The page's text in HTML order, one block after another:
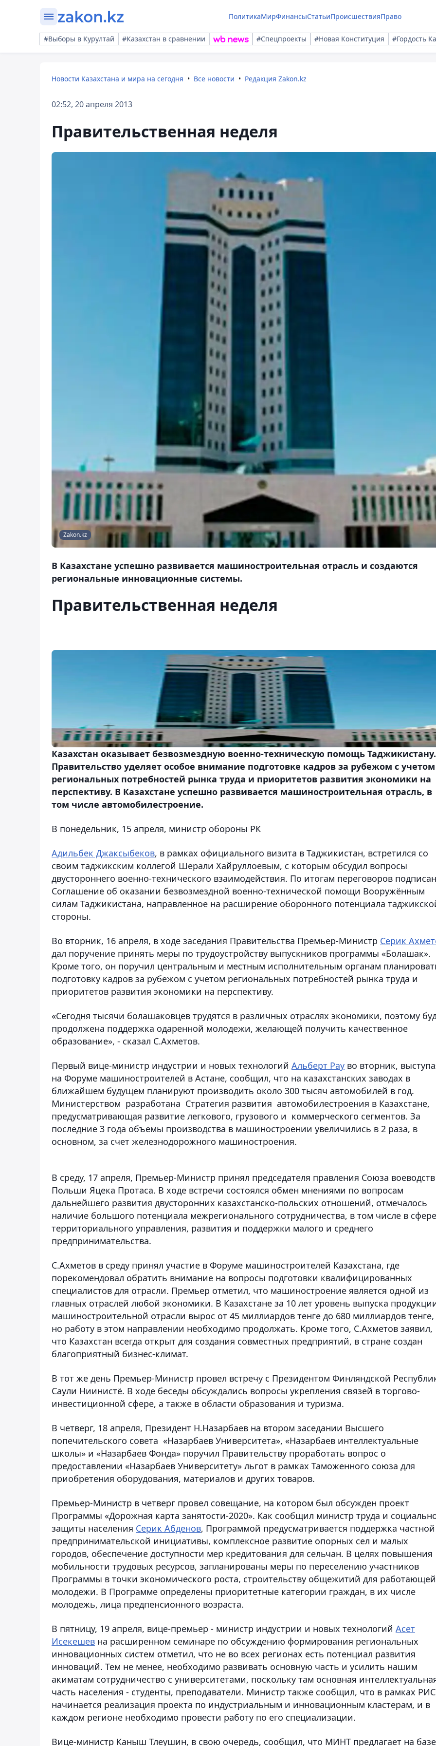
ПолитикаМирФинансыСтатьиПроисшествияПраво
#Выборы в Курултай #Казахстан в сравнении #Спецпроекты #Новая Конституция #Гордость
Новости Казахстана и мира на сегодня Все новости Редакция Zakon.kz
02:52, 20 апреля 2013
Правительственная неделя
Zakon.kz
В Казахстане успешно развивается машиностроительная отрасль и создаются
региональные инновационные системы.
Правительственная неделя
Казахстан оказывает безвозмездную военно-техническую помощь Таджикистану.
Правительство уделяет особое внимание подготовке кадров за рубежом с учетом
региональных потребностей рынка труда и приоритетов развития экономики на
перспективу. В Казахстане успешно развивается машиностроительная отрасль, в
том числе автомобилестроение.
В понедельник, 15 апреля, министр обороны РК
Адильбек Джаксыбеков, в рамках официального визита в Таджикистан, встретился со
своим таджикским коллегой Шерали Хайруллоевым, с которым обсудил вопросы
двустороннего военно-технического взаимодействия. По итогам переговоров
Соглашение об оказании безвозмездной военно-технической помощи Вооружённым
силам Таджикистана, направленное на расширение оборонного потенциала
стороны.
Во вторник, 16 апреля, в ходе заседания Правительства Премьер-Министр Серик
дал поручение принять меры по трудоустройству выпускников программы «Болашак».
Кроме того, он поручил центральным и местным исполнительным органам
подготовку кадров за рубежом с учетом региональных потребностей рынка труда и
приоритетов развития экономики на перспективу.
«Сегодня тысячи болашаковцев трудятся в различных отраслях экономики, поэтому
продолжена поддержка одаренной молодежи, желающей получить качественное
образование», - сказал С.Ахметов.
Первый вице-министр индустрии и новых технологий Альберт Рау во вторник,
на Форуме машиностроителей в Астане, сообщил, что на казахстанских заводах в
ближайшем будущем планируют производить около 300 тысяч автомобилей в год.
Министерством разработана Стратегия развития автомобилестроения в Казахстане,
предусматривающая развитие легкового, грузового и коммерческого сегментов. За
последние 3 года объемы производства в машиностроении увеличились в 2 раза, в
основном, за счет железнодорожного машиностроения.
В среду, 17 апреля, Премьер-Министр принял председателя правления Союза воеводств
Польши Яцека Протаса. В ходе встречи состоялся обмен мнениями по вопросам
дальнейшего развития двусторонних казахстанско-польских отношений, отмечалось
наличие большого потенциала межрегионального сотрудничества, в том числе в сфере
территориального управления, развития и поддержки малого и среднего
предпринимательства.
С.Ахметов в среду принял участие в Форуме машиностроителей Казахстана, где
порекомендовал обратить внимание на вопросы подготовки квалифицированных
специалистов для отрасли. Премьер отметил, что машиностроение является одной из
главных отраслей любой экономики. В Казахстане за 10 лет уровень выпуска
машиностроительной отрасли вырос от 45 миллиардов тенге до 680 миллиардов тенге,
но работу в этом направлении необходимо продолжать. Кроме того, С.Ахметов заявил,
что Казахстан всегда открыт для создания совместных предприятий, в стране создан
благоприятный бизнес-климат.
В тот же день Премьер-Министр провел встречу с Президентом Финляндской
Саули Ниинистё. В ходе беседы обсуждались вопросы укрепления связей в торгово-
инвестиционной сфере, а также в области образования и туризма.
В четверг, 18 апреля, Президент Н.Назарбаев на втором заседании Высшего
попечительского совета «Назарбаев Университета», «Назарбаев интеллектуальные
школы» и «Назарбаев Фонда» поручил Правительству проработать вопрос о
предоставлении «Назарбаев Университету» льгот в рамках Таможенного союза для
приобретения оборудования, материалов и других товаров.
Премьер-Министр в четверг провел совещание, на котором был обсужден проект
Программы «Дорожная карта занятости-2020». Как сообщил министр труда и
защиты населения Серик Абденов, Программой предусматривается поддержка частной
предпринимательской инициативы, комплексное развитие опорных сел и малых
городов, обеспечение доступности мер кредитования для сельчан. В целях повышения
мобильности трудовых ресурсов, запланированы меры по переселению участников
Программы в точки экономического роста, строительству общежитий для работающей
молодежи. В Программе определены приоритетные категории граждан, в их числе
молодежь, лица предпенсионного возраста.
В пятницу, 19 апреля, вице-премьер - министр индустрии и новых технологий Асет
Исекешев на расширенном семинаре по обсуждению формирования региональных
инновационных систем отметил, что не во всех регионах есть потенциал развития
инноваций. Тем не менее, необходимо развивать основную часть и усилить нашим
акиматам сотрудничество с университетами, поскольку там основная
часть населения - студенты, преподаватели. Министр также сообщил, что в рамках РИС
начинается реализация проекта по индустриальным и инновационным кластерам, и в
каждом регионе необходимо провести работу по его специализации.
Вице-министр Каныш Тлеушин, в свою очередь, сообщил, что МИНТ предлагает на базе